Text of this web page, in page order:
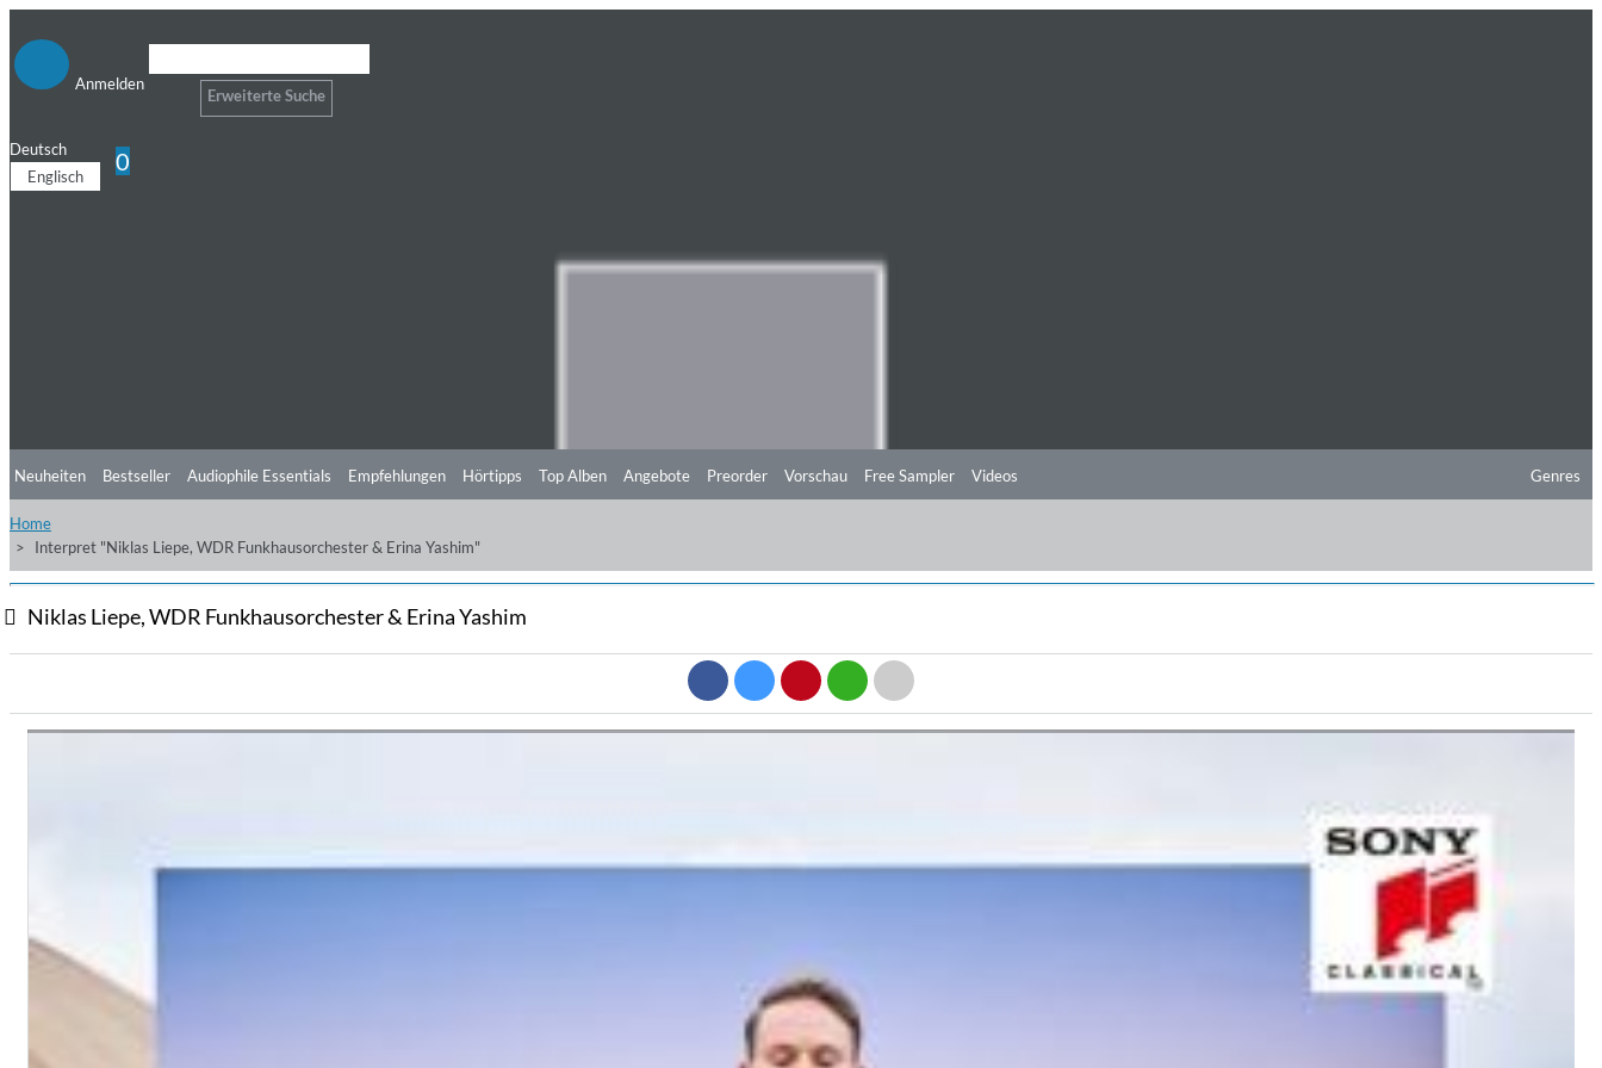
Anmelden
Erweiterte Suche
Deutsch
Englisch
0
Neuheiten Bestseller Audiophile Essentials Empfehlungen Hörtipps Top Alben Angebote Preorder Vorschau Free Sampler Videos Genres
Home
Interpret "Niklas Liepe, WDR Funkhausorchester & Erina Yashim"
Niklas Liepe, WDR Funkhausorchester & Erina Yashim